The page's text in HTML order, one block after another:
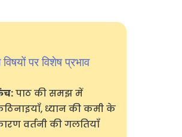
पर विशेष प्रभाव
पाठ की समझ में
ध्यान की कमी के
वर्तनी की गलतियाँ